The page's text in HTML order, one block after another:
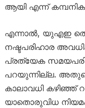
ആയി എന്ന്
എന്നാൽ, യുഎഇ
നഷ്ടപരിഹാര
പ്രത്യേക
പറയുന്നില്ല.
കാലാവധി കഴിഞ്ഞ്
യാതൊരുവിധ